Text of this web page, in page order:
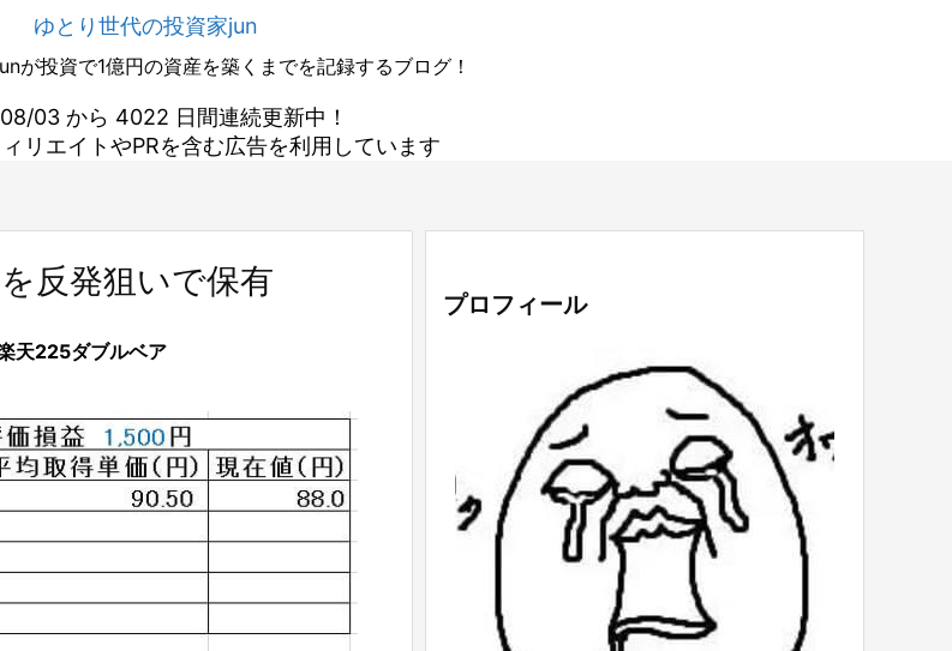
ゆとり世代の投資家jun
が投資で1億円の資産を築くまでを記録するブログ！
03 から 4022 日間連続更新中！
リエイトやPRを含む広告を利用しています
反発狙いで保有
天225ダブルベア
プロフィール